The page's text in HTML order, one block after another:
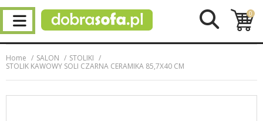
0
Home SALON
STOLIKI
STOLIK KAWOWY SOLI CZARNA CERAMIKA 85,7X40 CM